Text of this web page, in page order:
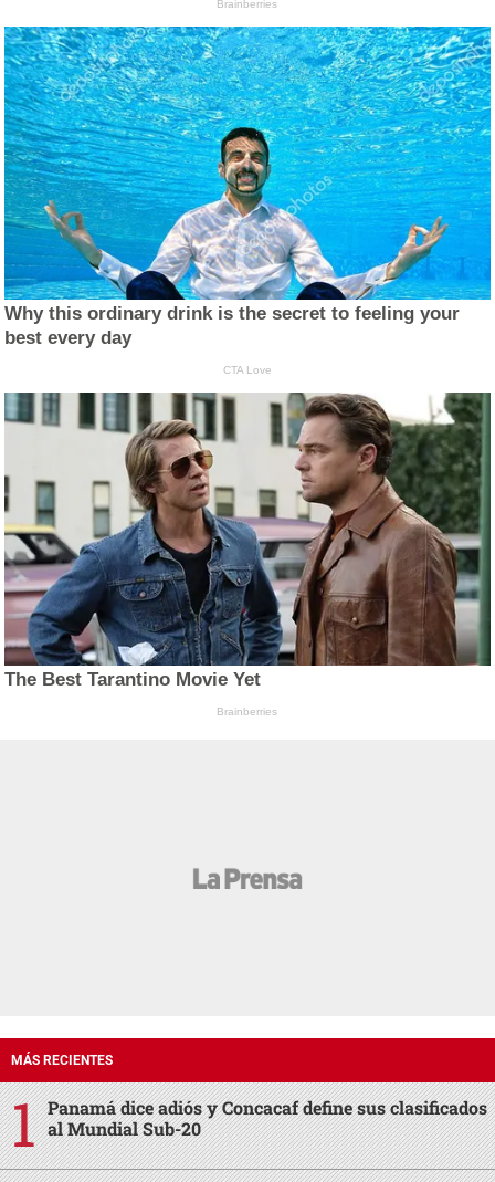
Brainberries
Why this ordinary drink is the secret to feeling your
best every day
CTA Love
The Best Tarantino Movie Yet
Brainberries
MÁS RECIENTES
Panamá dice adiós y Concacaf define sus clasificados
al Mundial Sub-20